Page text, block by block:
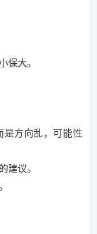
保大。
是方向乱，可能性
建议。